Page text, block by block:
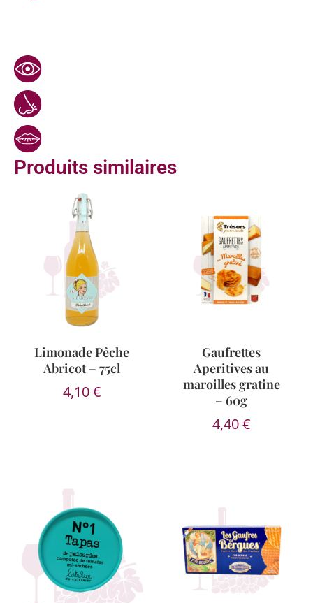
Produits similaires
Limonade Pêche
Abricot – 75cl
4,10€
Gaufrettes
Aperitives au
maroilles gratine
– 60g
4,40€